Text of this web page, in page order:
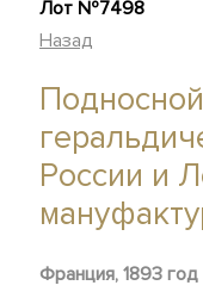
Лот №7498
Назад
России и
Франция, 1893 год